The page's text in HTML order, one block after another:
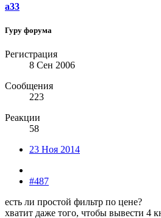
a33
Гуру форума
Регистрация
8 Сен 2006
Сообщения
223
Реакции
58
23 Ноя 2014
#487
есть ли простой фильтр по цене?
хватит даже того, чтобы вывести 4